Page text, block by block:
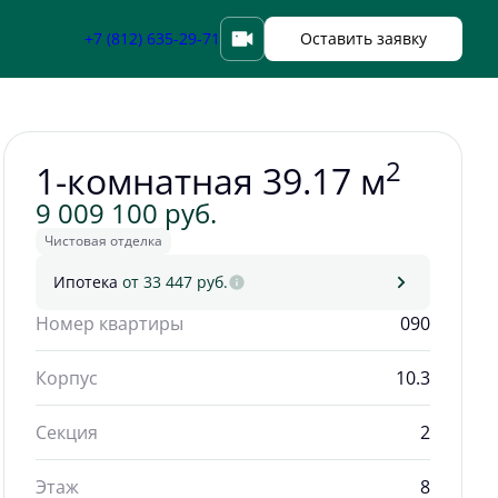
+7 (812) 635-29-71 Оставить заявку
Забронировать
1-комнатная 39.17 м2
9 009 100 руб.
Чистовая отделка
Ипотека от 33 447 руб.
Номер квартиры 090
Корпус 10.3
Секция 2
Этаж 8